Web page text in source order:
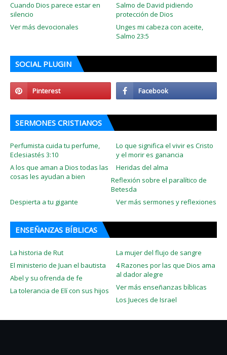
Cuando Dios parece estar en
silencio
Salmo de David pidiendo
protección de Dios
Ver más devocionales
Unges mi cabeza con aceite,
Salmo 23:5
SOCIAL PLUGIN
SERMONES CRISTIANOS
Perfumista cuida tu perfume,
Eclesiastés 3:10
Lo que significa el vivir es Cristo
y el morir es ganancia
A los que aman a Dios todas las
cosas les ayudan a bien
Heridas del alma
Reflexión sobre el paralítico de
Betesda
Ver más sermones y reflexiones
Despierta a tu gigante
ENSEÑANZAS BÍBLICAS
La historia de Rut
La mujer del flujo de sangre
El ministerio de Juan el bautista
4 Razones por las que Dios ama
al dador alegre
Abel y su ofrenda de fe
Ver más enseñanzas bíblicas
La tolerancia de Elí con sus hijos
Los Jueces de Israel